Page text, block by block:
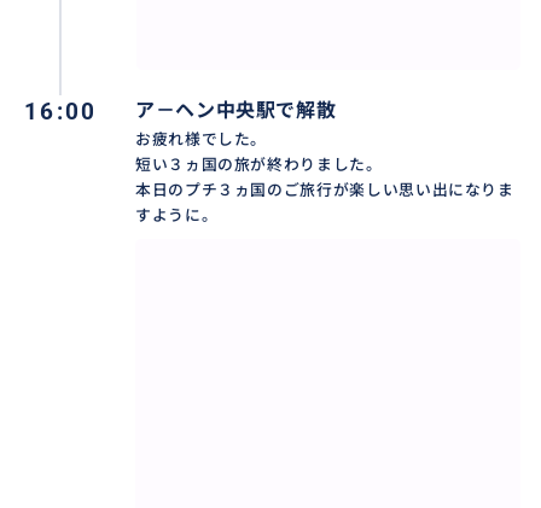
16:00 ア－ヘン中央駅で解散
お疲れ様でした。
短い３ヵ国の旅が終わりました。
本日のプチ３ヵ国のご旅行が楽しい思い出になりま
すように。